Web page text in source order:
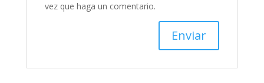
vez que haga un comentario.